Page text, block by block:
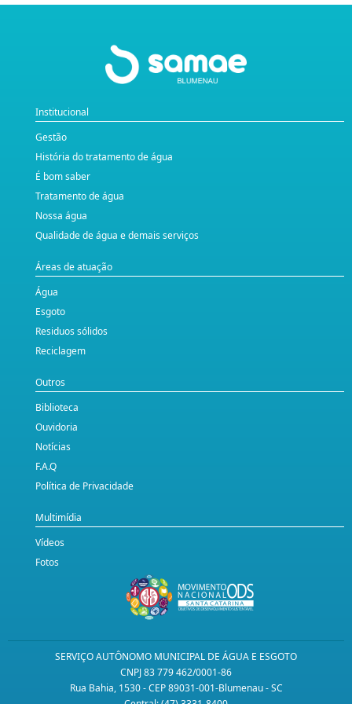
Institucional
Gestão
História do tratamento de água
É bom saber
Tratamento de água
Nossa água
Qualidade de água e demais serviços
Áreas de atuação
Água
Esgoto
Residuos sólidos
Reciclagem
Outros
Biblioteca
Ouvidoria
Notícias
F.A.Q
Política de Privacidade
Multimídia
Vídeos
Fotos
SERVIÇO AUTÔNOMO MUNICIPAL DE ÁGUA E ESGOTO
CNPJ 83 779 462/0001-86
Rua Bahia, 1530 - CEP 89031-001-Blumenau - SC